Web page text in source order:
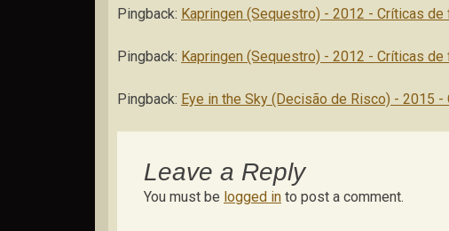
Pingback: Kapringen (Sequestro) - 2012 - Críticas de
Pingback: Kapringen (Sequestro) - 2012 - Críticas de
Pingback: Eye in the Sky (Decisão de Risco) - 2015
Leave a Reply
You must be logged in to post a comment.